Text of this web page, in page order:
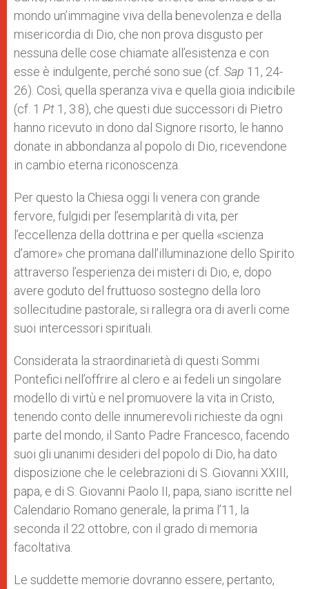
mondo un’immagine viva della benevolenza e della
misericordia di Dio, che non prova disgusto per
nessuna delle cose chiamate all’esistenza e con
esse è indulgente, perché sono sue (cf. Sap 11, 24-
26). Così, quella speranza viva e quella gioia indicibile
(cf. 1 Pt 1, 3.8), che questi due successori di Pietro
hanno ricevuto in dono dal Signore risorto, le hanno
donate in abbondanza al popolo di Dio, ricevendone
in cambio eterna riconoscenza.
Per questo la Chiesa oggi li venera con grande
fervore, fulgidi per l’esemplarità di vita, per
l’eccellenza della dottrina e per quella «scienza
d’amore» che promana dall’illuminazione dello Spirito
attraverso l’esperienza dei misteri di Dio, e, dopo
avere goduto del fruttuoso sostegno della loro
sollecitudine pastorale, si rallegra ora di averli come
suoi intercessori spirituali.
Considerata la straordinarietà di questi Sommi
Pontefici nell’offrire al clero e ai fedeli un singolare
modello di virtù e nel promuovere la vita in Cristo,
tenendo conto delle innumerevoli richieste da ogni
parte del mondo, il Santo Padre Francesco, facendo
suoi gli unanimi desideri del popolo di Dio, ha dato
disposizione che le celebrazioni di S. Giovanni XXIII,
papa, e di S. Giovanni Paolo II, papa, siano iscritte nel
Calendario Romano generale, la prima l’11, la
seconda il 22 ottobre, con il grado di memoria
facoltativa.
Le suddette memorie dovranno essere, pertanto,